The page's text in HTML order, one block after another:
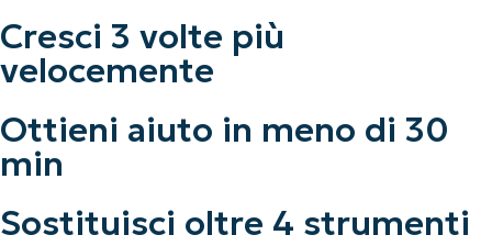
Cresci 3 volte più
velocemente
Ottieni aiuto in meno di 30
min
Sostituisci oltre 4 strumenti